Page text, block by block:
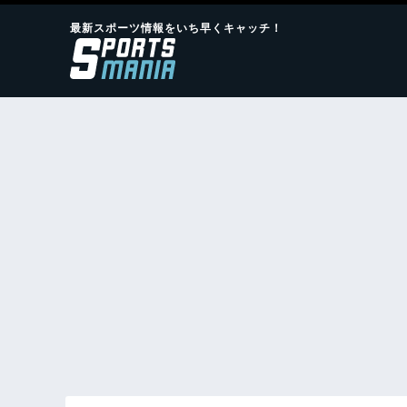
最新スポーツ情報をいち早くキャッチ！